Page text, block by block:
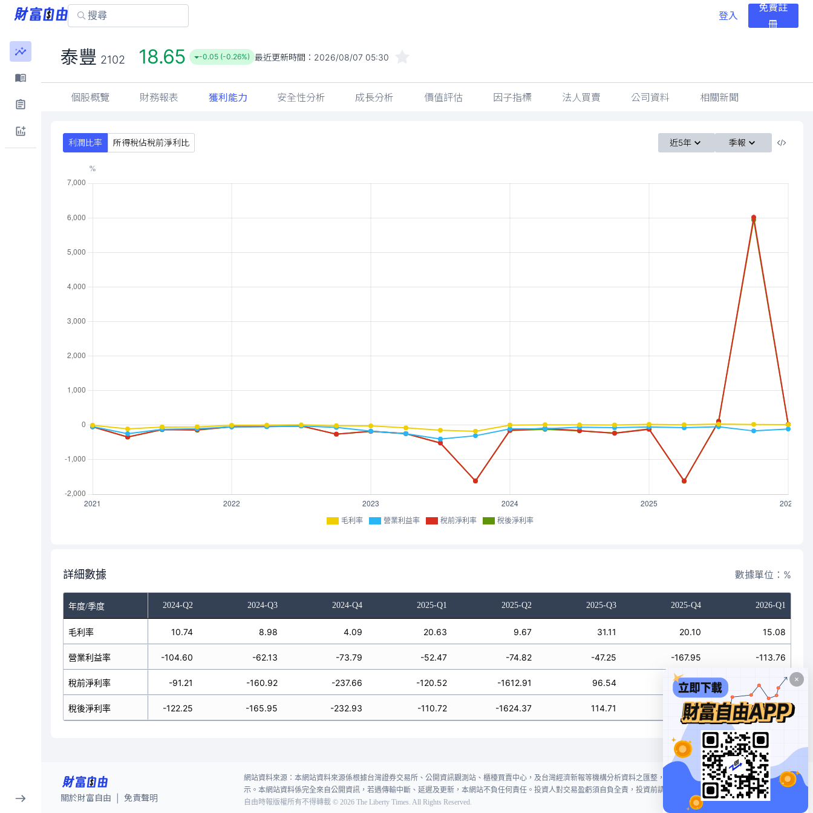
登入
免費註
冊
泰豐 2102 18.65 -0.05 (-0.26%) 最近更新時間： 2026/08/07 05:30
個股概覽 財務報表 獲利能力 安全性分析 成長分析 價值評估 因子指標 法人買賣 公司資料 相關新聞
利潤比率 所得稅佔稅前淨利比 近5年 季報
毛利率 營業利益率 稅前淨利率 稅後淨利率
詳細數據 數據單位：%
年度/季度
2024-Q1 2024-Q2 2024-Q3 2024-Q4 2025-Q1 2025-Q2 2025-Q3 2025-Q4 2026-Q1
毛利率
營業利益率
稅前淨利率
稅後淨利率
2.25 10.74 8.98 4.09 20.63 9.67 31.11 20.10 15.08
-109.35 -104.60 -62.13 -73.79 -52.47 -74.82 -47.25 -167.95 -113.76
-149.33 -91.21 -160.92 -237.66 -120.52 -1612.91 96.54 6016.91 18.45
-156.26 -122.25 -165.95 -232.93 -110.72 -1624.37 114.71 5938.97 14.16
關於財富自由 免責聲明
網站資料來源：本網站資料來源係根據台灣證券交易所、公開資訊觀測站、櫃檯買賣中心，及台灣經濟新報等機構分析資料之匯整，本網站對投資人買賣不作任何建議或暗
示。本網站資料係完全來自公開資訊，若遇傳輸中斷、延遲及更新，本網站不負任何責任。投資人對交易盈虧須自負全責，投資前請謹慎評估風險。
自由時報版權所有不得轉載 © 2026 The Liberty Times. All Rights Reserved.